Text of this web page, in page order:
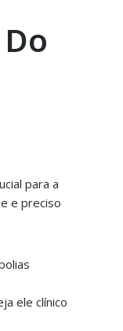
para a
e preciso
ele clínico